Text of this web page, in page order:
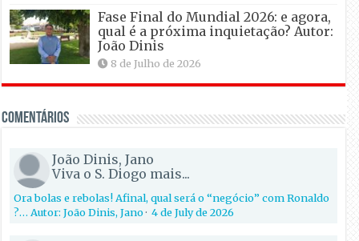
Fase Final do Mundial 2026: e agora,
qual é a próxima inquietação? Autor:
João Dinis
8 de Julho de 2026
Comentários
João Dinis, Jano
Viva o S. Diogo mais...
Ora bolas e rebolas! Afinal, qual será o “negócio” com Ronaldo
?… Autor: João Dinis, Jano·4 de July de 2026